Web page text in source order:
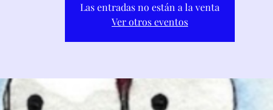
Las entradas no están a la venta
Ver otros eventos